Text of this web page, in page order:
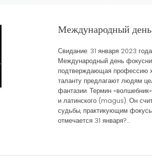
Международный
Свидание: 31 января 2023
Международный день
подтверждающая профессию
таланту предлагают людям
фантазии. Термин
и латинского (magus). Он
судьбы, практикующим
отмечается 31 января?…